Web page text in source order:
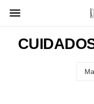
para
conteúdo